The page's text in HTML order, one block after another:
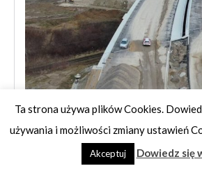
Film lotniczy – luty
Ta strona używa plików Cookies.
używania i możliwości zmiany ustawień
Akceptuj Dowiedz się